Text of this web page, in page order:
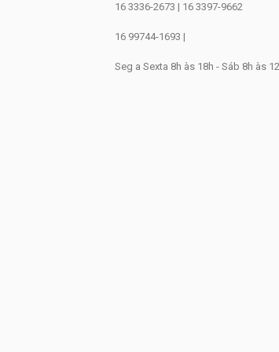
16 3336-2673 | 16 3397-9662
16 99744-1693 |
Seg a Sexta 8h às 18h - Sáb 8h às